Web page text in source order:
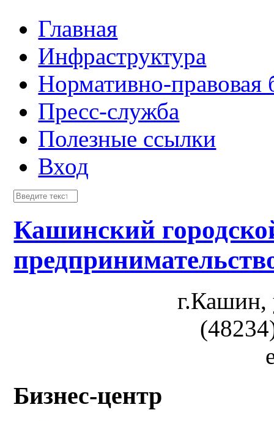
Главная
Инфраструктура
Нормативно-правовая
Пресс-служба
Полезные ссылки
Вход
Кашинский
г.Кашин,
Бизнес-центр